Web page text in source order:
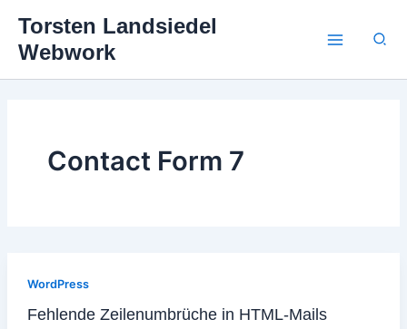
Inhalt
springen
Torsten Landsiedel
Webwork
Contact Form 7
WordPress
Fehlende Zeilenumbrüche in HTML-Mails